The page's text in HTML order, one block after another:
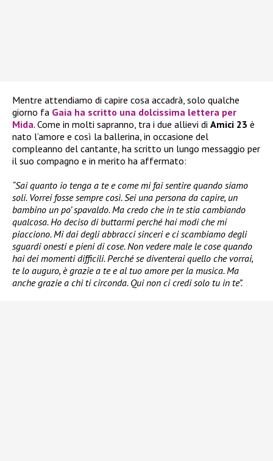
Mentre attendiamo di capire cosa accadrà, solo qualche
giorno fa Gaia ha scritto una dolcissima lettera per
Mida. Come in molti sapranno, tra i due allievi di Amici 23 è
nato l’amore e così la ballerina, in occasione del
compleanno del cantante, ha scritto un lungo messaggio per
il suo compagno e in merito ha affermato:
“Sai quanto io tenga a te e come mi fai sentire quando siamo
soli. Vorrei fosse sempre così. Sei una persona da capire, un
bambino un po’ spavaldo. Ma credo che in te stia cambiando
qualcosa. Ho deciso di buttarmi perché hai modi che mi
piacciono. Mi dai degli abbracci sinceri e ci scambiamo degli
sguardi onesti e pieni di cose. Non vedere male le cose quando
hai dei momenti difficili. Perché se diventerai quello che vorrai,
te lo auguro, è grazie a te e al tuo amore per la musica. Ma
anche grazie a chi ti circonda. Qui non ci credi solo tu in te”.